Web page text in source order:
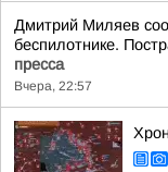
Дмитрий Миляев
беспилотнике.
пресса
Вчера, 22:57